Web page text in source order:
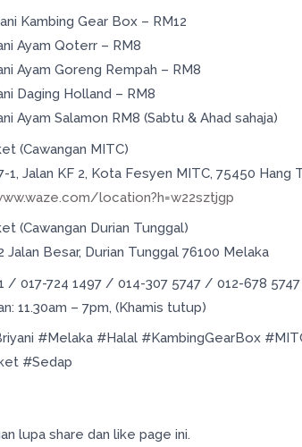
Kambing Gear Box – RM12
Ayam Qoterr – RM8
Ayam Goreng Rempah – RM8
Daging Holland – RM8
Ayam Salamon RM8 (Sabtu & Ahad sahaja)
(Cawangan MITC)
1, Jalan KF 2, Kota Fesyen MITC, 75450 Hang
location?h=w22sztjgp
(Cawangan Durian Tunggal)
Jalan Besar, Durian Tunggal 76100 Melaka
/ 017-724 1497 / 014-307 5747 / 012-678 5747
11.30am – 7pm, (Khamis tutup)
#Melaka #Halal #KambingGearBox
#Sedap
lupa share dan like page ini.